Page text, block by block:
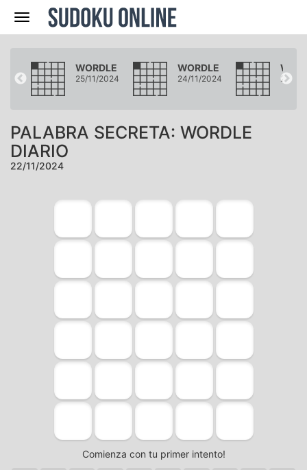
Navegación
WORDLE
25/11/2024
WORDLE
24/11/2024 23/11/
PALABRA SECRETA: WORDLE
DIARIO
22/11/2024
Comienza con tu primer intento!